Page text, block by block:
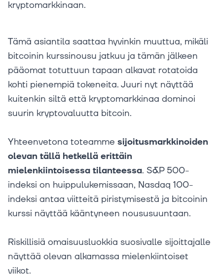
kryptomarkkinaan.
Tämä asiantila saattaa hyvinkin muuttua, mikäli
bitcoinin kurssinousu jatkuu ja tämän jälkeen
pääomat totuttuun tapaan alkavat rotatoida
kohti pienempiä tokeneita. Juuri nyt näyttää
kuitenkin siltä että kryptomarkkinaa dominoi
suurin kryptovaluutta bitcoin.
Yhteenvetona toteamme sijoitusmarkkinoiden
olevan tällä hetkellä erittäin
mielenkiintoisessa tilanteessa. S&P 500-
indeksi on huippulukemissaan, Nasdaq 100-
indeksi antaa viitteitä piristymisestä ja bitcoinin
kurssi näyttää kääntyneen noususuuntaan.
Riskillisiä omaisuusluokkia suosivalle sijoittajalle
näyttää olevan alkamassa mielenkiintoiset
viikot.